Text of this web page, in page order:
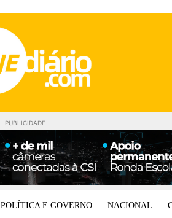
PUBLICIDADE
POLÍTICA E GOVERNO NACIONAL